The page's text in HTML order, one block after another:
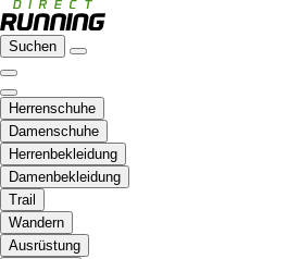
Suchen
Herrenschuhe
Damenschuhe
Herrenbekleidung
Damenbekleidung
Trail
Wandern
Ausrüstung